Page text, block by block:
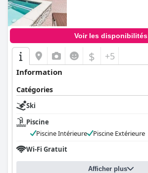
Voir les disponibilités
$ +5
Information
Catégories
Ski
Piscine
Piscine Intérieure
Piscine Extérieure
Wi-Fi Gratuit
Afficher plus